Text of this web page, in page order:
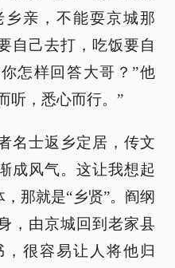
亲，不能耍京城那
自己去打，吃饭要自
怎样回答大哥？”他
听，悉心而行。”
名士返乡定居，传文
成风气。这让我想起
那就是“乡贤”。阎纲
，由京城回到老家县
很容易让人将他归